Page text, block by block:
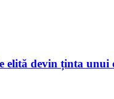
devin ținta